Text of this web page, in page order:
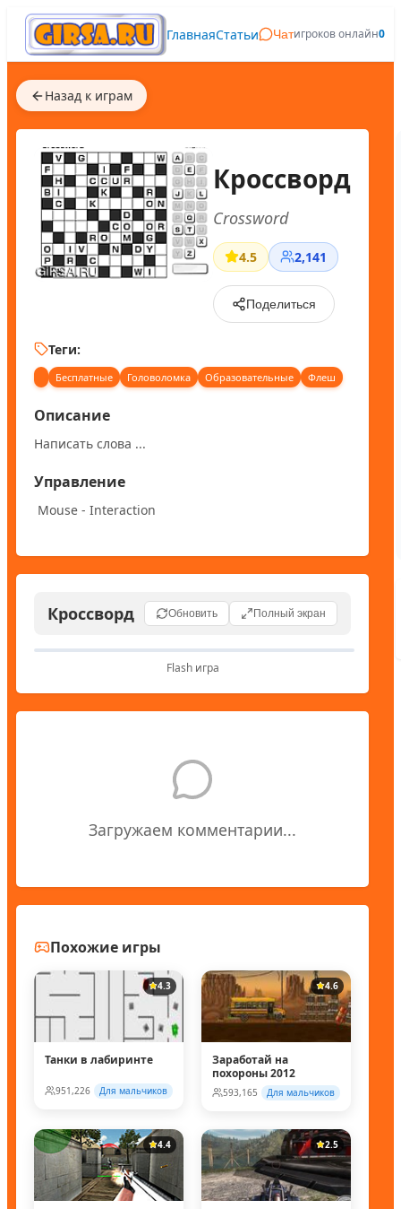
ГлавнаяСтатьи Чатигроков онлайн0
Назад к играм
Кроссворд
Crossword
4.5 2,141
Поделиться
Теги:
Бесплатные Головоломка Образовательные Флеш
Описание
Написать слова ...
Управление
Mouse - Interaction
Кроссворд Обновить Полный экран
Flash игра
Загружаем комментарии...
Похожие игры
4.3
Танки в лабиринте
951,226 Для мальчиков
4.6
Заработай на
похороны 2012
593,165 Для мальчиков
4.4 2.5